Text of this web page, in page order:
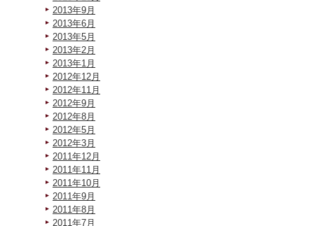
2013年9月
2013年6月
2013年5月
2013年2月
2013年1月
2012年12月
2012年11月
2012年9月
2012年8月
2012年5月
2012年3月
2011年12月
2011年11月
2011年10月
2011年9月
2011年8月
2011年7月